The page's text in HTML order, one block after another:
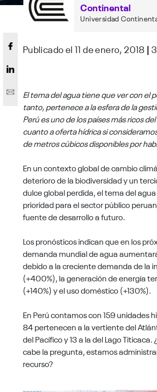
Continental
Universidad
Publicado el 11 de enero, 2018 |
El tema del agua tiene que ver con el
tanto, pertenece a la esfera de la
Perú es uno de los países más ricos
cuanto a oferta hídrica si
de metros cúbicos disponibles por
En un contexto global de cambio
deterioro de la biodiversidad y un
dulce global perdida, el tema del
prioridad para el sector público
fuente de desarrollo a futuro.
Los pronósticos indican que en los
demanda mundial de agua
debido a la creciente demanda de la
(+400%), la generación de energía
(+140%) y el uso doméstico (+130%).
En Perú contamos con 159 unidades
84 pertenecen a la vertiente del
del Pacífico y 13 a la del Lago Titicaca.
cabe la pregunta, estamos
recurso?